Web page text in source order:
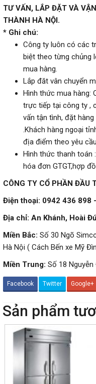
TƯ VẤN, LẮP ĐẶT VÀ
THÀNH HÀ NỘI.
* Ghi chú:
Công ty luôn có các
biệt theo từng chủng
mua hàng.
Lắp đăt vân chuyển
Hình thức mua hàng:
trực tiếp tại công ty ,
vấn tận tình, đặt
.Khách hàng ngoại
địa điểm theo yêu
Hình thức thanh toán
hóa đơn GTGT,hợp
CÔNG TY CỔ PHẦN ĐẦU
Điện thoại: 0942 436 898
Địa chỉ: An Khánh, Hoài
Miền Bắc: Số 30 Ngõ
Hà Nội ( Cách Bến xe Mỹ
Miền Trung: Số 18 Nguyễn
Facebook Twitter Google+
Sản phẩm